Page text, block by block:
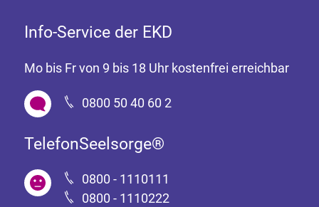
Info-Service der EKD
Mo bis Fr von 9 bis 18 Uhr kostenfrei erreichbar
0800 50 40 60 2
TelefonSeelsorge®
0800 - 1110111
0800 - 1110222